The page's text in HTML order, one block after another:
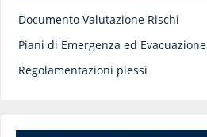
Documento Valutazione Rischi
Piani di Emergenza ed Evacuazione
Regolamentazioni plessi